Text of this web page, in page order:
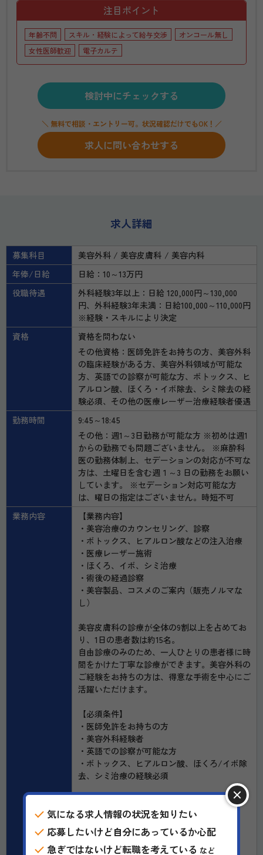
注目ポイント
年齢不問 スキル・経験によって給与交渉
オンコール無し
女性医師歓迎
電子カルテ
検討中にチェックする
＼ 無料で相談・エントリー可。状況確認だけでもOK！／
求人に問い合わせする
求人詳細
募集科目 美容外科 美容皮膚科
美容内科
年俸/日給
日給：10～13万円
役職待遇
外科経験3年以上：日給 120,000円～130,000
円、外科経験3年未満：日給100,000～110,000円
※経験・スキルにより決定
資格
資格を問わない
その他資格：医師免許をお持ちの方、美容外科
の臨床経験がある方、美容外科領域が可能な
方、英語での診察が可能な方、ボトックス、ヒ
アルロン酸、ほくろ・イボ除去、シミ除去の経
験必須、その他の医療レーザー治療経験者優遇
勤務時間
9:45～18:45
その他：週1～3日勤務が可能な方 ※初めは週1
からの勤務でも問題ございません。 ※麻酔科
医の勤務体制上、セデーションの対応が不可な
方は、土曜日を含む週１～3 日の勤務をお願い
しています。 ※セデーション対応可能な方
は、曜日の指定はございません。時短不可
業務内容
【業務内容】
・美容治療のカウンセリング、診察
・ボトックス、ヒアルロン酸などの注入治療
・医療レーザー施術
・ほくろ、イボ、シミ治療
・術後の経過診察
・美容製品、コスメのご案内（販売ノルマな
し）
美容皮膚科の診療が全体の9割以上を占めてお
り、1日の患者数は約15名。
自由診療のみのため、一人ひとりの患者様に時
間をかけた丁寧な診療ができます。美容外科の
ご経験をお持ちの方は、得意な手術を中心にご
活躍いただけます。
【必須条件】
・医師免許をお持ちの方
・美容外科経験者
・英語での診察が可能な方
・ボトックス、ヒアルロン酸、ほくろ/イボ除
去、シミ治療の経験必須
・医療レーザー治療経験者歓迎
・形成外科、皮膚科専門医歓迎
【こんな方にピッタリ】
気になる求人情報の状況を知りたい
応募したいけど自分にあっているか心配
急ぎではないけど転職を考えている など